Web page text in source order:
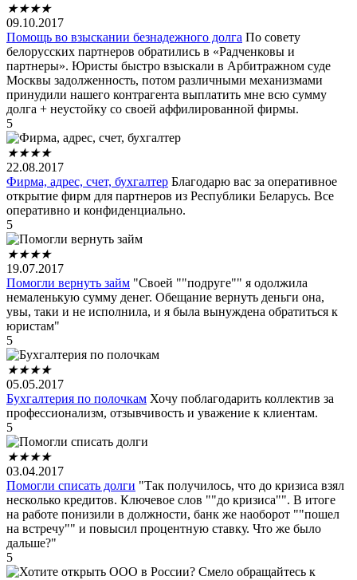
★★★★
09.10.2017
Помощь во взыскании безнадежного долга По совету
белорусских партнеров обратились в «Радченковы и
партнеры». Юристы быстро взыскали в Арбитражном суде
Москвы задолженность, потом различными механизмами
принудили нашего контрагента выплатить мне всю сумму
долга + неустойку со своей аффилированной фирмы.
5
★★★★
22.08.2017
Фирма, адрес, счет, бухгалтер Благодарю вас за оперативное
открытие фирм для партнеров из Республики Беларусь. Все
оперативно и конфиденциально.
5
★★★★
19.07.2017
Помогли вернуть займ "Своей ""подруге"" я одолжила
немаленькую сумму денег. Обещание вернуть деньги она,
увы, таки и не исполнила, и я была вынуждена обратиться к
юристам"
5
★★★★
05.05.2017
Бухгалтерия по полочкам Хочу поблагодарить коллектив за
профессионализм, отзывчивость и уважение к клиентам.
5
★★★★
03.04.2017
Помогли списать долги "Так получилось, что до кризиса взял
несколько кредитов. Ключевое слов ""до кризиса"". В итоге
на работе понизили в должности, банк же наоборот ""пошел
на встречу"" и повысил процентную ставку. Что же было
дальше?"
5